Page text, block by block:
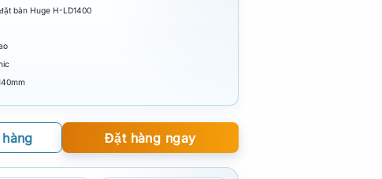
bàn Huge H-LD1400
Đặt hàng ngay